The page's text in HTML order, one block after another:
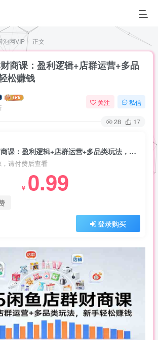
泡网VIP 正文
商课：盈利逻辑+店群运营+多品
松赚钱
关注 私信
28 17
2025闲鱼店群财商课：盈利逻辑+店群运营+多品类玩法，新手轻松赚钱
请付费后查看
￥ 0.99
登录购买